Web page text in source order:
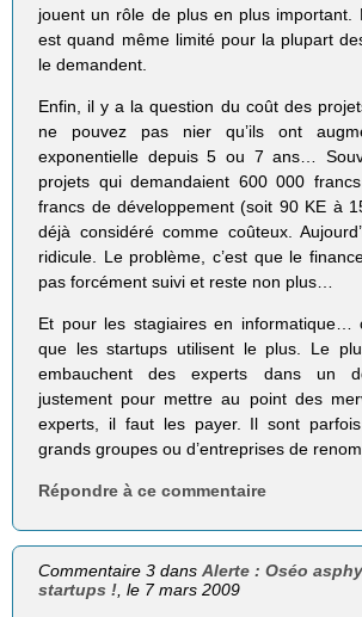
jouent un rôle de plus en plus important.
est quand même limité pour la plupart
le demandent.
Enfin, il y a la question du coût des
ne pouvez pas nier qu’ils ont
exponentielle depuis 5 ou 7 ans…
projets qui demandaient 600 000
francs de développement (soit 90 KE à
déjà considéré comme coûteux.
ridicule. Le problème, c’est que le
pas forcément suivi et reste non plus…
Et pour les stagiaires en informatique…
que les startups utilisent le plus. Le
embauchent des experts dans un
justement pour mettre au point des
experts, il faut les payer. Il sont
grands groupes ou d’entreprises de
Répondre à ce commentaire
Commentaire 3 dansAlerte : Oséo
startups ! , le 7 mars 2009